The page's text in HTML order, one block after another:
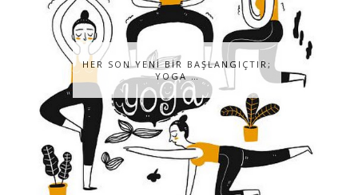
HER SON YENİ BİR BAŞLANGIÇTIR;
YOGA …